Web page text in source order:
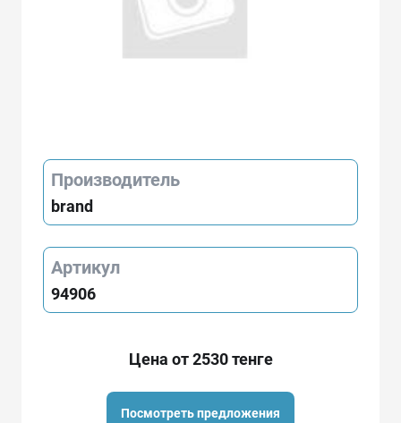
Производитель
brand
Артикул
94906
Цена от 2530 тенге
Посмотреть предложения